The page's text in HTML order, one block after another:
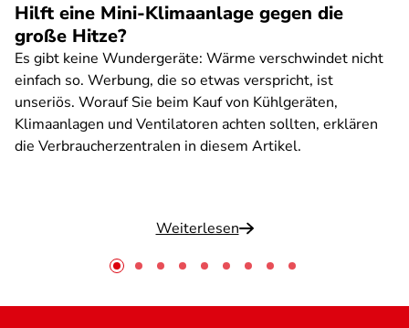
Hilft eine Mini-Klimaanlage gegen die
große Hitze?
Es gibt keine Wundergeräte: Wärme verschwindet nicht
einfach so. Werbung, die so etwas verspricht, ist
unseriös. Worauf Sie beim Kauf von Kühlgeräten,
Klimaanlagen und Ventilatoren achten sollten, erklären
die Verbraucherzentralen in diesem Artikel.
Weiterlesen